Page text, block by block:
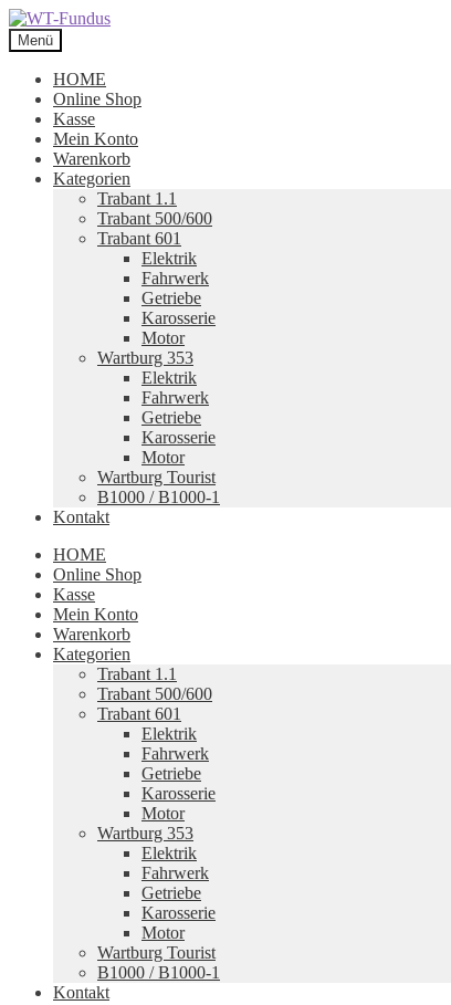
Zur
Navigation
springen
Zum
Inhalt
springen
Menü
HOME
Online Shop
Kasse
Mein Konto
Warenkorb
Kategorien
Trabant 1.1
Trabant 500/600
Trabant 601
Elektrik
Fahrwerk
Getriebe
Karosserie
Motor
Wartburg 353
Elektrik
Fahrwerk
Getriebe
Karosserie
Motor
Wartburg Tourist
B1000 / B1000-1
Kontakt
HOME
Online Shop
Kasse
Mein Konto
Warenkorb
Kategorien
Trabant 1.1
Trabant 500/600
Trabant 601
Elektrik
Fahrwerk
Getriebe
Karosserie
Motor
Wartburg 353
Elektrik
Fahrwerk
Getriebe
Karosserie
Motor
Wartburg Tourist
B1000 / B1000-1
Kontakt